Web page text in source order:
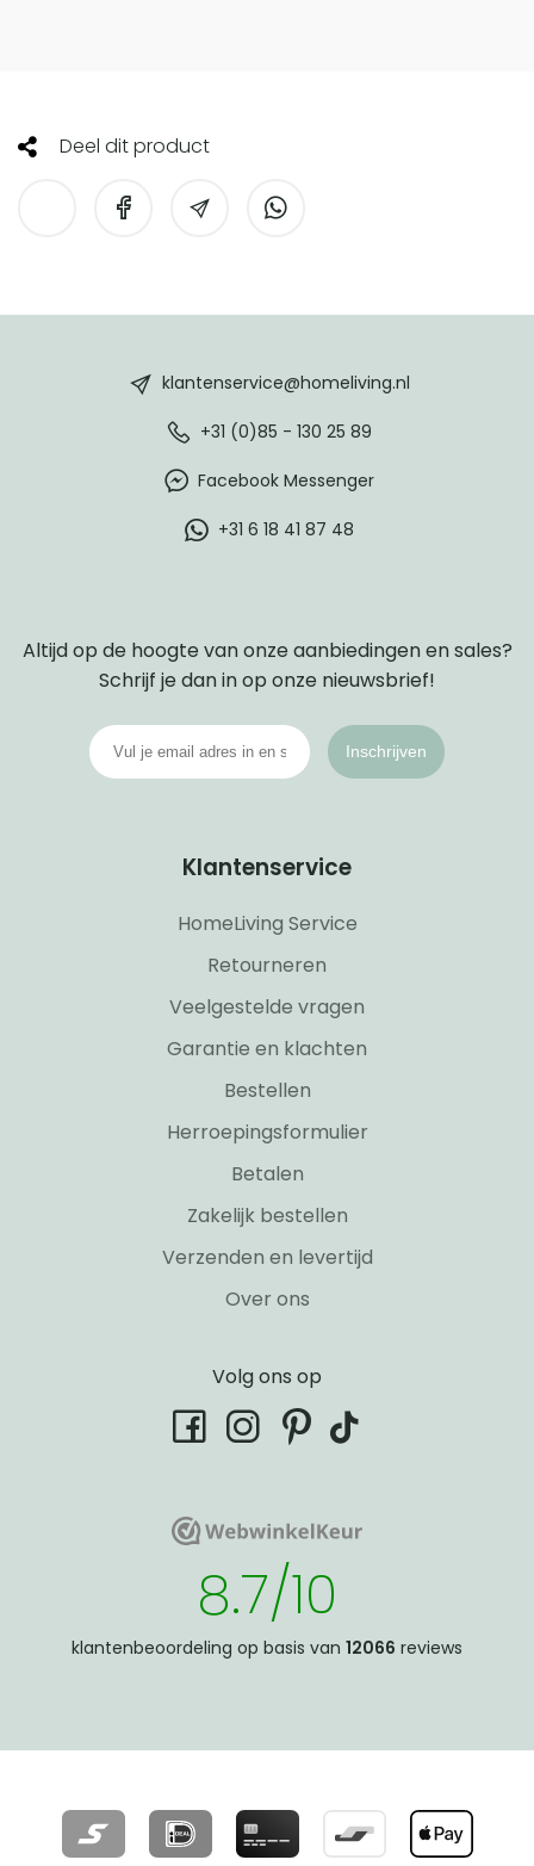
Deel dit product
klantenservice@homeliving.nl
+31 (0)85 - 130 25 89
Facebook Messenger
+31 6 18 41 87 48
Altijd op de hoogte van onze aanbiedingen en sales?
Schrijf je dan in op onze nieuwsbrief!
Inschrijven
Klantenservice
HomeLiving Service
Retourneren
Veelgestelde vragen
Garantie en klachten
Bestellen
Herroepingsformulier
Betalen
Zakelijk bestellen
Verzenden en levertijd
Over ons
Volg ons op
facebookinstagram
pinterest
tiktok
WebwinkelKeurWebwinkelKeur
8.7/10
klantenbeoordeling op basis van 12066 reviews